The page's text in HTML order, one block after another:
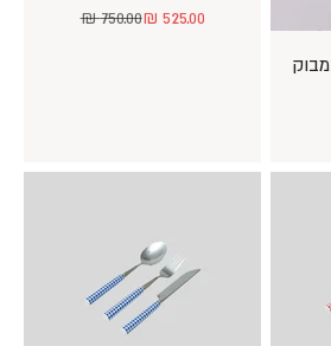
מחיר מבצע
525.00 ₪ מחיר רגיל
750.00 ₪